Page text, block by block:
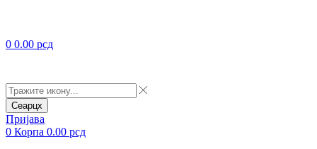
0 0.00 рсд
Сеарцх
Пријава
0 Корпа 0.00 рсд